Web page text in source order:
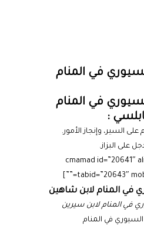
في المنام
في المنام
:
على السير، وإنجاز الأمور.
على البزاز.
[cmamad id=”20641″
tabid=”20643″
في المنام لابن شاهين
في المنام لابن سيرين
في المنام